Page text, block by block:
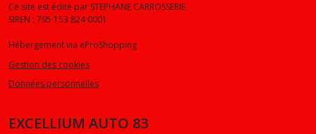
Ce site est édité par STEPHANE CARROSSERIE.
SIREN : 795 153 824 0001
Hébergement via eProShopping
Gestion des cookies
Données personnelles
EXCELLIUM AUTO 83